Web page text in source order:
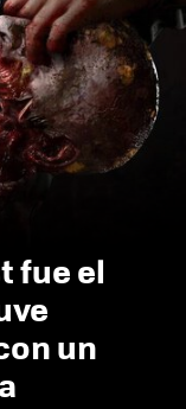
fue el
un